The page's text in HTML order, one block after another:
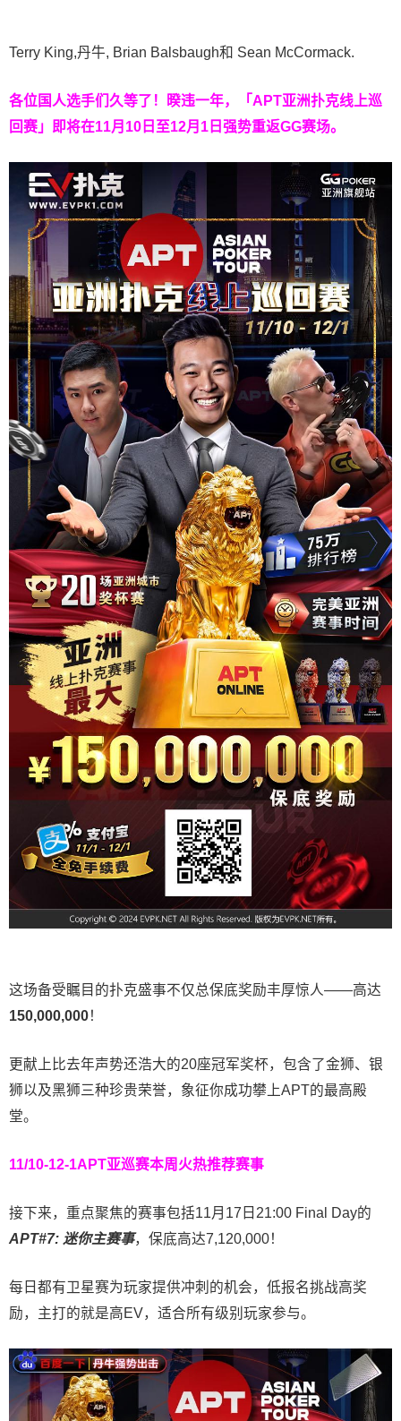
Terry King,丹牛, Brian Balsbaugh和 Sean McCormack.
各位国人选手们久等了！暌违一年，「APT亚洲扑克线上巡
回赛」即将在11月10日至12月1日强势重返GG赛场。
这场备受瞩目的扑克盛事不仅总保底奖励丰厚惊人——高达
150,000,000！
更献上比去年声势还浩大的20座冠军奖杯，包含了金狮、银
狮以及黑狮三种珍贵荣誉，象征你成功攀上APT的最高殿
堂。
11/10-12-1APT亚巡赛本周火热推荐赛事
接下来，重点聚焦的赛事包括11月17日21:00 Final Day的
APT#7: 迷你主赛事，保底高达7,120,000！
每日都有卫星赛为玩家提供冲刺的机会，低报名挑战高奖
励，主打的就是高EV，适合所有级别玩家参与。